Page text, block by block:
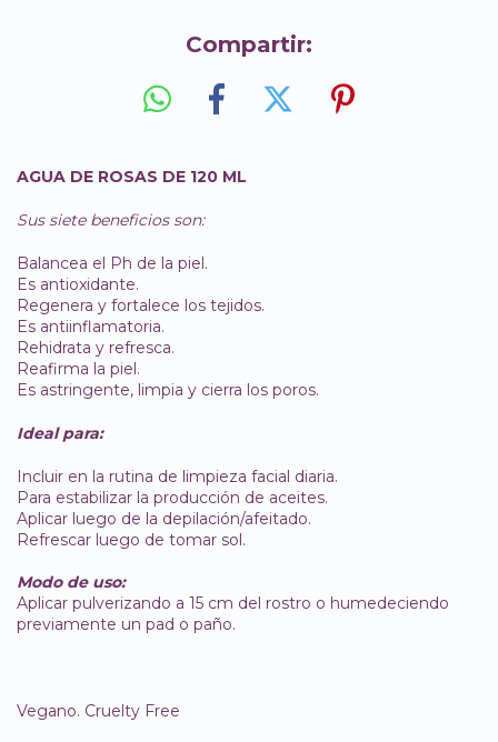
Compartir:
AGUA DE ROSAS DE 120 ML
Sus siete beneficios son:
Balancea el Ph de la piel.
Es antioxidante.
Regenera y fortalece los tejidos.
Es antiinflamatoria.
Rehidrata y refresca.
Reafirma la piel.
Es astringente, limpia y cierra los poros.
Ideal para:
Incluir en la rutina de limpieza facial diaria.
Para estabilizar la producción de aceites.
Aplicar luego de la depilación/afeitado.
Refrescar luego de tomar sol.
Modo de uso:
Aplicar pulverizando a 15 cm del rostro o humedeciendo
previamente un pad o paño.
Vegano. Cruelty Free